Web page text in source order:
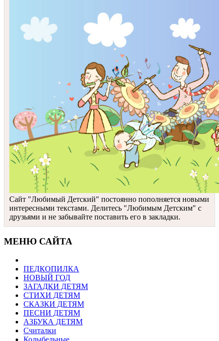
Сайт "Любимый Детский" постоянно пополняется новыми
интересными текстами. Делитесь "Любимым Детским" с
друзьями и не забывайте поставить его в закладки.
МЕНЮ САЙТА
ПЕДКОПИЛКА
НОВЫЙ ГОД
ЗАГАДКИ ДЕТЯМ
СТИХИ ДЕТЯМ
СКАЗКИ ДЕТЯМ
ПЕСНИ ДЕТЯМ
АЗБУКА ДЕТЯМ
Считалки